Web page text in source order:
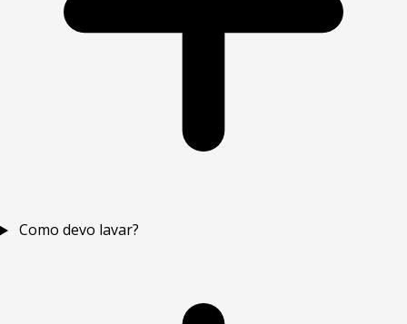
Como devo lavar?